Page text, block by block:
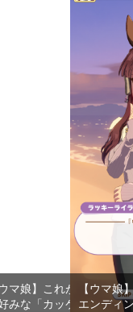
ウマ娘】これがウオッカさ
みな「カッケ～」水着？
【ウマ娘
エンディ